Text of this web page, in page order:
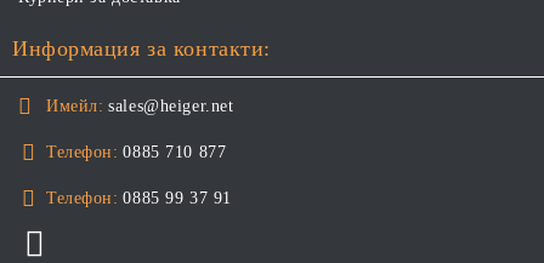
Информация за контакти:
Имейл: sales@heiger.net
Телефон: 0885 710 877
Телефон: 0885 99 37 91